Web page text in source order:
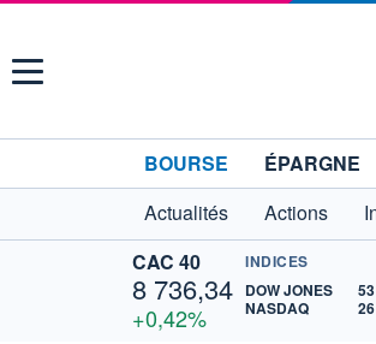
Menu
BOURSE ÉPARGNE
Actualités
Actions
CAC 40
8 736,34
+0,42%
INDICES
DOW JONES
NASDAQ